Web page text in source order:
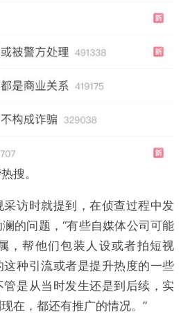
搜。
访时就提到，在侦查过程中发
的问题，“有些自媒体公司可能
，帮他们包装人设或者拍短视
种引流或者是提升热度的一些
管是从当时发生还是到后续，实
在，都还有推广的情况。”